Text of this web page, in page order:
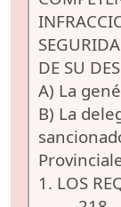
DE SU
A) La
B) La
1. LOS